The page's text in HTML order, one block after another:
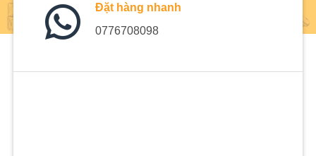
Đặt hàng nhanh
0776708098